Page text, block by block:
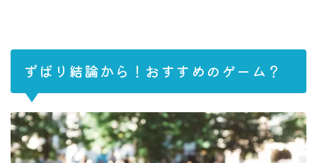
ずばり結論から！おすすめのゲーム？